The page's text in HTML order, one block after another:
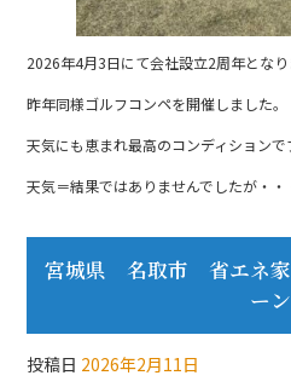
2026年4月3日にて会社設立2周年となり
昨年同様ゴルフコンペを開催しました。
天気にも恵まれ最高のコンディションで
天気＝結果ではありませんでしたが・・
宮城県 名取市 省エネ
ーン
投稿日 2026年2月11日